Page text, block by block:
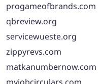
progameofbrands.com
qbreview.org
servicewueste.org
zippyrevs.com
matkanumbernow.com